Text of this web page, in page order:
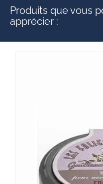
Produits que vous
apprécier :